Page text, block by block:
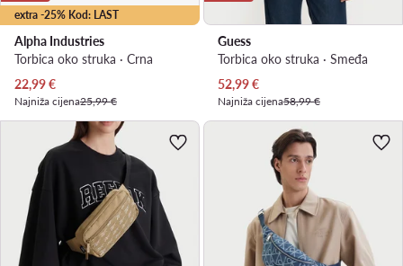
extra -25% Kod: LAST
Alpha Industries
Torbica oko struka · Crna
Trenutna cijena
22,99€
Najniža cijena25,99 €
Guess
Torbica oko struka · Smeđa
Trenutna cijena
52,99€
Najniža cijena58,99 €